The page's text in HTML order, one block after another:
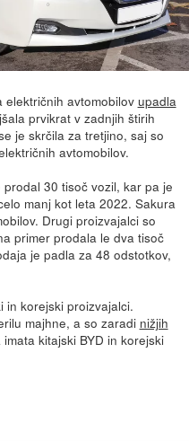
električnih avtomobilov upadla
prvikrat v zadnjih štirih
je skrčila za tretjino, saj so
avtomobilov.
30 tisoč vozil, kar pa je
manj kot leta 2022. Sakura
Drugi proizvajalci so
primer prodala le dva tisoč
je padla za 48 odstotkov,
in korejski proizvajalci.
majhne, a so zaradi nižjih
kitajski BYD in korejski